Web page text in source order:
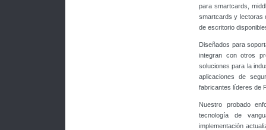
para smartcards,
smartcards y lectoras
de escritorio
Diseñados para
integran con otros
soluciones para la
aplicaciones de
fabricantes líderes de
Nuestro probado
tecnología de
implementación